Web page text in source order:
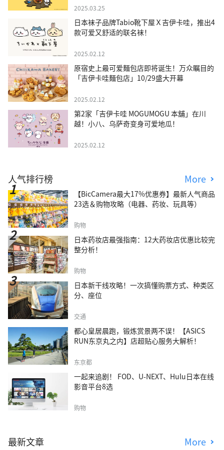
2025.03.25
日本袜子品牌Tabio靴下屋Ｘ吉伊卡哇，推出4
款可爱又舒适的联名袜！
2025.02.12
原宿史上最可爱麵包店即将诞生！万众瞩目的
「吉伊卡哇麵包店」10/29盛大开幕
2025.02.12
第2家「吉伊卡哇 MOGUMOGU 本舖」在川
越！小八、乌萨奇变身可爱地瓜！
2025.02.12
人气排行榜 More
【BicCamera最大17%优惠券】最新人气商品
23选＆购物攻略（电器、药妆、玩具等）
购物
日本药妆店最强指南：12大药妆店优惠比较完
整分析！
购物
日本新干线攻略！一次搞懂购票方式、种类区
分、座位
交通
都心皇居晨跑，锻炼赏景两不误！【ASICS
RUN东京丸之内】店超贴心服务大解析！
东京都
一起来追剧！ FOD、U-NEXT、Hulu日本在线
影音平台8选
购物
最新文章 More